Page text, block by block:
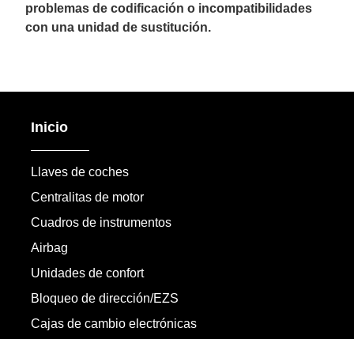
problemas de codificación o incompatibilidades
con una unidad de sustitución.
Inicio
Llaves de coches
Centralitas de motor
Cuadros de instrumentos
Airbag
Unidades de confort
Bloqueo de dirección/EZS
Cajas de cambio electrónicas